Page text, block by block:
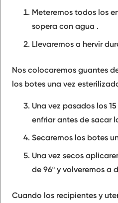
Meteremos todos los
sopera con agua .
Llevaremos a hervir
Nos colocaremos guantes
los botes una vez
Una vez pasados los
enfriar antes de sacar
Secaremos los botes
Una vez secos
de 96º y volveremos a
Cuando los recipientes y